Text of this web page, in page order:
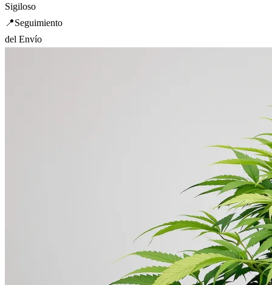
Sigiloso
📍Seguimiento
del Envío